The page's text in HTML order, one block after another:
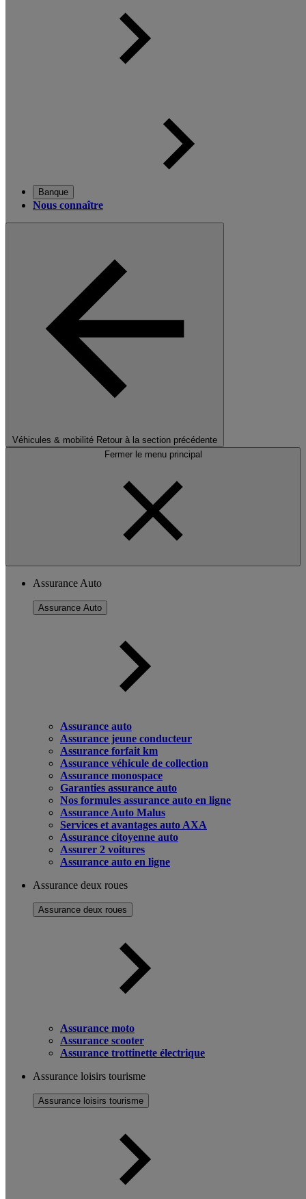
Banque
Nous connaître
Véhicules & mobilité Retour à la section précédente
Fermer le menu principal
Assurance Auto
Assurance Auto
Assurance auto
Assurance jeune conducteur
Assurance forfait km
Assurance véhicule de collection
Assurance monospace
Garanties assurance auto
Nos formules assurance auto en ligne
Assurance Auto Malus
Services et avantages auto AXA
Assurance citoyenne auto
Assurer 2 voitures
Assurance auto en ligne
Assurance deux roues
Assurance deux roues
Assurance moto
Assurance scooter
Assurance trottinette électrique
Assurance loisirs tourisme
Assurance loisirs tourisme